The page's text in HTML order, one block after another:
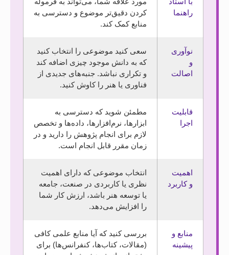
راهنما
کردن دقیق‌تر موضوع و دسترسی به
منابع کمک کند.
نوآوری
و
اصالت
سعی کنید موضوعی را انتخاب کنید
که به دانش موجود چیزی اضافه کند
و تکراری نباشد. جنبه‌های جدیدی از
فناوری یا هنر را کاوش کنید.
قابلیت
اجرا
مطمئن شوید که دسترسی به
ابزارها، نرم‌افزارها، داده‌ها و تخصص
لازم برای انجام پژوهش را دارید و در
زمان مقرر قابل انجام است.
اهمیت
و کاربرد
انتخاب موضوعی که دارای اهمیت
نظری یا کاربردی در صنعت، جامعه
یا توسعه هنر باشد، ارزش کار شما
را افزایش می‌دهد.
منابع و
پیشینه
بررسی کنید که آیا منابع علمی کافی
(مقالات، کتاب‌ها، کنفرانس‌ها) برای